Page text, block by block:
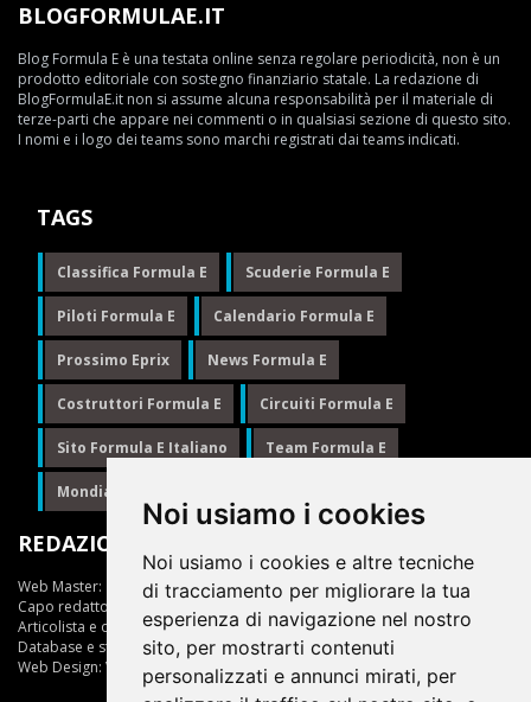
Noi usiamo i cookies
Noi usiamo i cookies e altre tecniche
di tracciamento per migliorare la tua
esperienza di navigazione nel nostro
sito, per mostrarti contenuti
personalizzati e annunci mirati, per
BLOGFORMULAE.IT
Blog Formula E è una testata online senza regolare periodicità, non è un
prodotto editoriale con sostegno finanziario statale. La redazione di
BlogFormulaE.it non si assume alcuna responsabilità per il materiale di
terze-parti che appare nei commenti o in qualsiasi sezione di questo sito.
I nomi e i logo dei teams sono marchi registrati dai teams indicati.
TAGS
Classifica Formula E Scuderie Formula E
Piloti Formula E Calendario Formula E
Prossimo Eprix News Formula E
Costruttori Formula E Circuiti Formula E
Sito Formula E Italiano Team Formula E
Mondiale Formula E
REDAZIONE
Web Master:
Ing.Daniele Muscarella
Capo redattore:
Articolista e opinionista:Giuseppe Cianci
Database e statistiche:Marcella Toschi
Web Design: Vittorio Arena